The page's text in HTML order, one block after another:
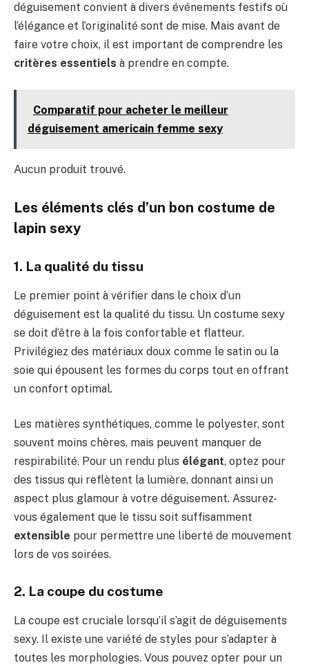
déguisement convient à divers événements festifs où
l’élégance et l’originalité sont de mise. Mais avant de
faire votre choix, il est important de comprendre les
critères essentiels à prendre en compte.
Comparatif pour acheter le meilleur
déguisement americain femme sexy
Aucun produit trouvé.
Les éléments clés d’un bon costume de
lapin sexy
1. La qualité du tissu
Le premier point à vérifier dans le choix d’un
déguisement est la qualité du tissu. Un costume sexy
se doit d’être à la fois confortable et flatteur.
Privilégiez des matériaux doux comme le satin ou la
soie qui épousent les formes du corps tout en offrant
un confort optimal.
Les matières synthétiques, comme le polyester, sont
souvent moins chères, mais peuvent manquer de
respirabilité. Pour un rendu plus élégant, optez pour
des tissus qui reflètent la lumière, donnant ainsi un
aspect plus glamour à votre déguisement. Assurez-
vous également que le tissu soit suffisamment
extensible pour permettre une liberté de mouvement
lors de vos soirées.
2. La coupe du costume
La coupe est cruciale lorsqu’il s’agit de déguisements
sexy. Il existe une variété de styles pour s’adapter à
toutes les morphologies. Vous pouvez opter pour un